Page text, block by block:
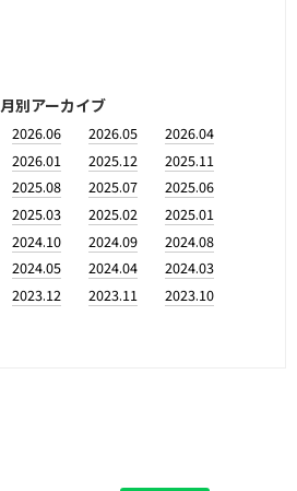
月別アーカイブ
2026.06 2026.05
2026.04
2026.01 2025.12
2025.11
2025.08 2025.07
2025.06
2025.03 2025.02
2025.01
2024.10 2024.09
2024.08
2024.05 2024.04
2024.03
2023.12 2023.11
2023.10